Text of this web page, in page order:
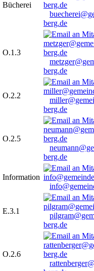
Bücherei
berg.de
O.1.3
berg.de
O.2.2
berg.de
O.2.5
berg.de
Information
E.3.1
berg.de
O.2.6